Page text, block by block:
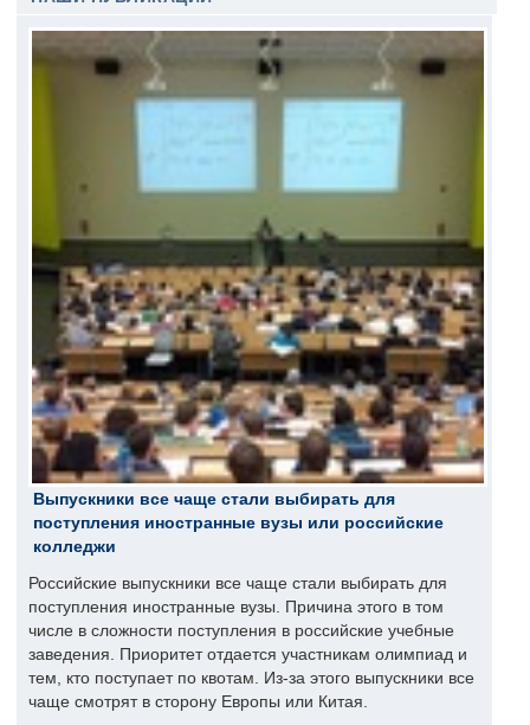
Выпускники все чаще стали выбирать для
поступления иностранные вузы или российские
колледжи
Российские выпускники все чаще стали выбирать для
поступления иностранные вузы. Причина этого в том
числе в сложности поступления в российские учебные
заведения. Приоритет отдается участникам олимпиад и
тем, кто поступает по квотам. Из-за этого выпускники все
чаще смотрят в сторону Европы или Китая.